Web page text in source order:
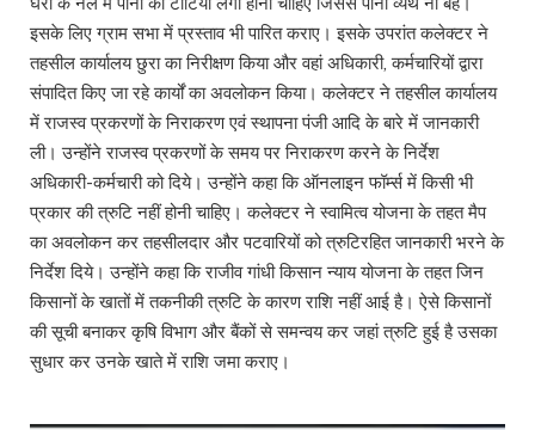
इसके लिए ग्राम सभा में प्रस्ताव भी पारित कराए। इसके उपरांत कलेक्टर ने
तहसील कार्यालय छुरा का निरीक्षण किया और वहां अधिकारी, कर्मचारियों द्वारा
संपादित किए जा रहे कार्यों का अवलोकन किया। कलेक्टर ने तहसील कार्यालय
में राजस्व प्रकरणों के निराकरण एवं स्थापना पंजी आदि के बारे में जानकारी
ली। उन्होंने राजस्व प्रकरणों के समय पर निराकरण करने के निर्देश
अधिकारी-कर्मचारी को दिये। उन्होंने कहा कि ऑनलाइन फॉर्म्स में किसी भी
प्रकार की त्रुटि नहीं होनी चाहिए। कलेक्टर ने स्वामित्व योजना के तहत मैप
का अवलोकन कर तहसीलदार और पटवारियों को त्रुटिरहित जानकारी भरने के
निर्देश दिये। उन्होंने कहा कि राजीव गांधी किसान न्याय योजना के तहत जिन
किसानों के खातों में तकनीकी त्रुटि के कारण राशि नहीं आई है। ऐसे किसानों
की सूची बनाकर कृषि विभाग और बैंकों से समन्वय कर जहां त्रुटि हुई है उसका
सुधार कर उनके खाते में राशि जमा कराए।